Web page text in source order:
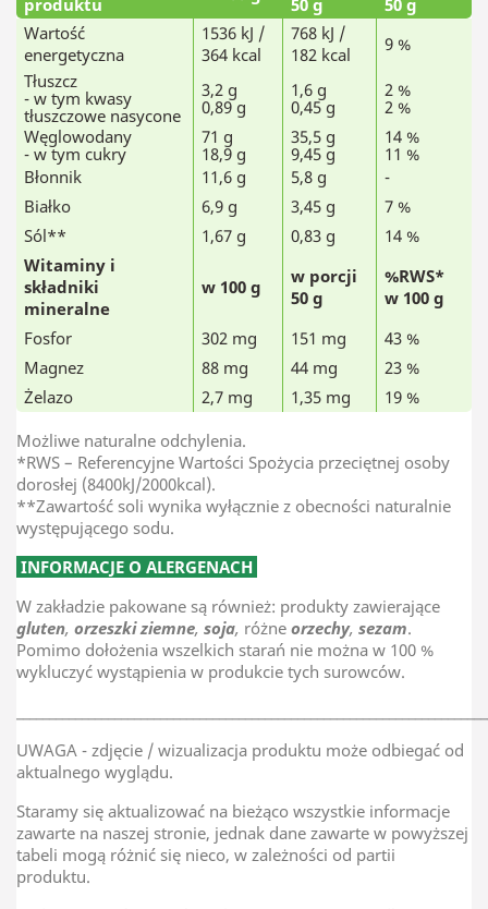
produktu 50 g
50 g
Wartość
energetyczna
1536 kJ /
364 kcal
768 kJ /
182 kcal
9 %
Tłuszcz
- w tym kwasy
tłuszczowe nasycone
3,2 g
0,89 g
1,6 g
0,45 g
2 %
2 %
Węglowodany
- w tym cukry
71 g
18,9 g
35,5 g
9,45 g
14 %
11 %
Błonnik
11,6 g 5,8 g
-
Białko
6,9 g 3,45 g
7 %
Sól**
1,67 g 0,83 g
14 %
Witaminy i
składniki
mineralne
w 100 g
w porcji
50 g
%RWS*
w 100 g
Fosfor
302 mg 151 mg
43 %
Magnez
88 mg 44 mg
23 %
Żelazo
2,7 mg 1,35 mg
19 %
Możliwe naturalne odchylenia.
*RWS – Referencyjne Wartości Spożycia przeciętnej osoby
dorosłej (8400kJ/2000kcal).
**Zawartość soli wynika wyłącznie z obecności naturalnie
występującego sodu.
INFORMACJE O ALERGENACH
W zakładzie pakowane są również: produkty zawierające
gluten, orzeszki ziemne, soja, różne orzechy, sezam.
Pomimo dołożenia wszelkich starań nie można w 100 %
wykluczyć wystąpienia w produkcie tych surowców.
UWAGA - zdjęcie / wizualizacja produktu może odbiegać od
aktualnego wyglądu.
Staramy się aktualizować na bieżąco wszystkie informacje
zawarte na naszej stronie, jednak dane zawarte w powyższej
tabeli mogą różnić się nieco, w zależności od partii
produktu.